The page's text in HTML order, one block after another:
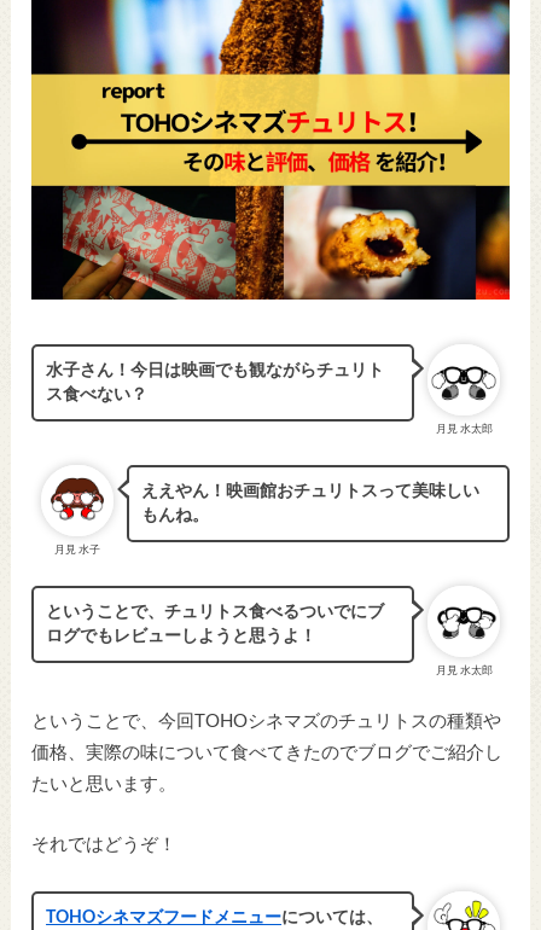
月見 水太郎
水子さん！今日は映画でも観ながらチュリト
ス食べない？
月見 水子
ええやん！映画館おチュリトスって美味しい
もんね。
月見 水太郎
ということで、チュリトス食べるついでにブ
ログでもレビューしようと思うよ！
ということで、今回TOHOシネマズのチュリトスの種類や
価格、実際の味について食べてきたのでブログでご紹介し
たいと思います。
それではどうぞ！
TOHOシネマズフードメニューについては、